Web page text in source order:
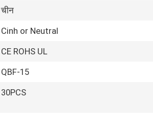
चीन
Cinh or Neutral
CE ROHS UL
QBF-15
30PCS